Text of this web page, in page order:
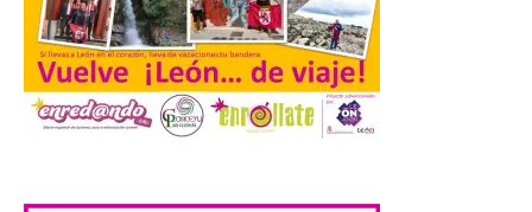
València prepara un
operativo especial de
limpieza en las playas y el
punto de observación para
el eclipse solar del día 12